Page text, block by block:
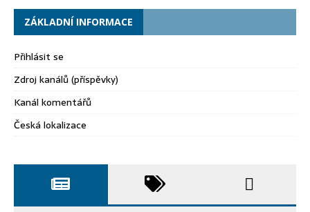
ZÁKLADNÍ INFORMACE
Přihlásit se
Zdroj kanálů (příspěvky)
Kanál komentářů
Česká lokalizace